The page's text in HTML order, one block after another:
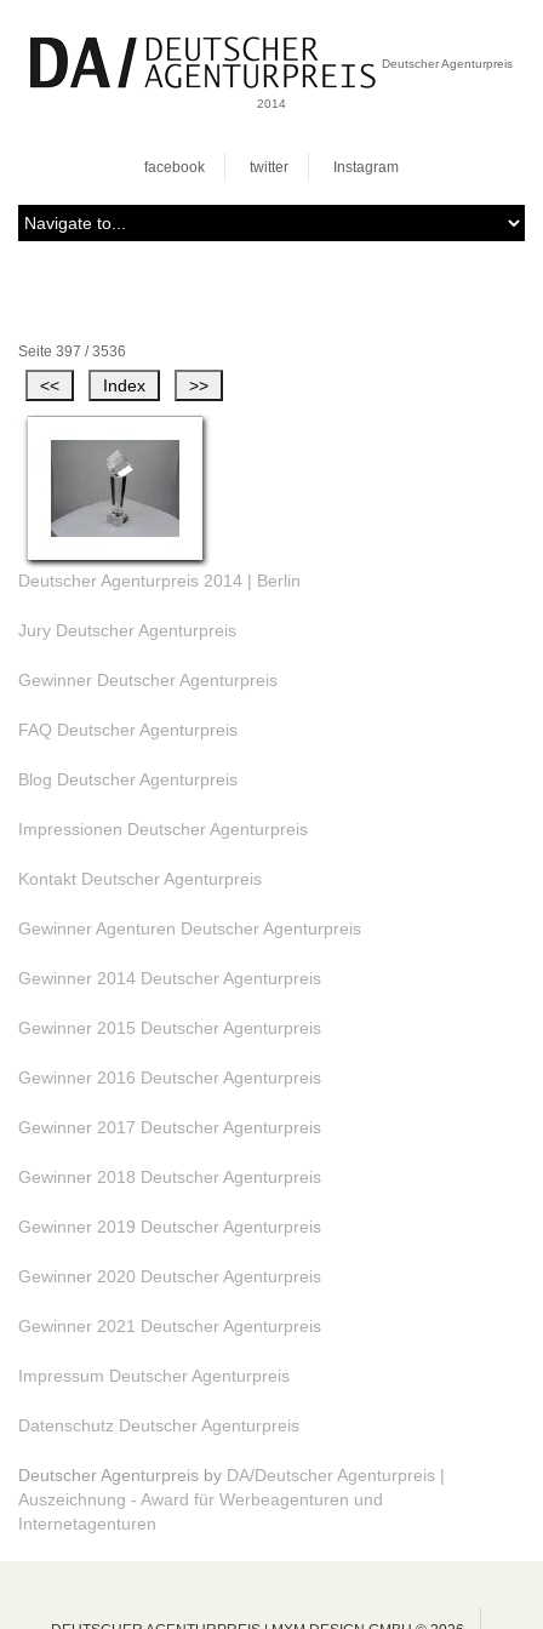
Deutscher Agenturpreis
2014
facebook twitter Instagram
Seite 397 / 3536
Deutscher Agenturpreis 2014 | Berlin
Jury Deutscher Agenturpreis
Gewinner Deutscher Agenturpreis
FAQ Deutscher Agenturpreis
Blog Deutscher Agenturpreis
Impressionen Deutscher Agenturpreis
Kontakt Deutscher Agenturpreis
Gewinner Agenturen Deutscher Agenturpreis
Gewinner 2014 Deutscher Agenturpreis
Gewinner 2015 Deutscher Agenturpreis
Gewinner 2016 Deutscher Agenturpreis
Gewinner 2017 Deutscher Agenturpreis
Gewinner 2018 Deutscher Agenturpreis
Gewinner 2019 Deutscher Agenturpreis
Gewinner 2020 Deutscher Agenturpreis
Gewinner 2021 Deutscher Agenturpreis
Impressum Deutscher Agenturpreis
Datenschutz Deutscher Agenturpreis
Deutscher Agenturpreis by DA/Deutscher Agenturpreis |
Auszeichnung - Award für Werbeagenturen und
Internetagenturen